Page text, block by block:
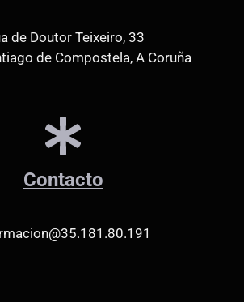
de Doutor Teixeiro, 33
de Compostela, A Coruña
Contacto